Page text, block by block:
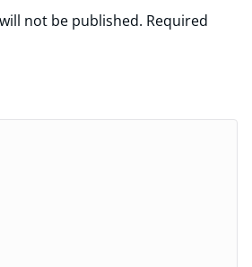
not be published. Required